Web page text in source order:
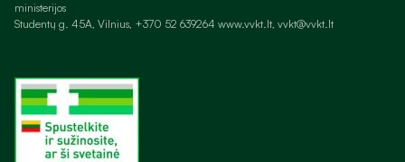
ministerijos
Studentų g. 45A, Vilnius, +370 52 639264 www.vvkt.lt, vvkt@vvkt.lt